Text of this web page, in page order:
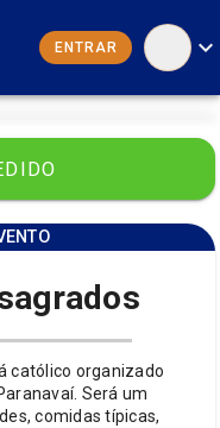
ENTRAR
católico organizado
Será um
comidas típicas,